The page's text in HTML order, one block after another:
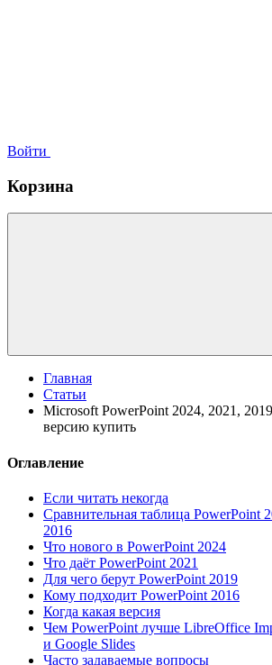
Войти
Корзина
Главная
Статьи
Microsoft PowerPoint 2024, 2021,
версию купить
Оглавление
Если читать некогда
Сравнительная таблица PowerPoint
2016
Что нового в PowerPoint 2024
Что даёт PowerPoint 2021
Для чего берут PowerPoint 2019
Кому подходит PowerPoint 2016
Когда какая версия
Чем PowerPoint лучше LibreOffice
и Google Slides
Часто задаваемые вопросы